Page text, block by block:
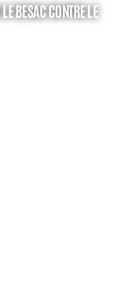
BESAC CONTRE LE